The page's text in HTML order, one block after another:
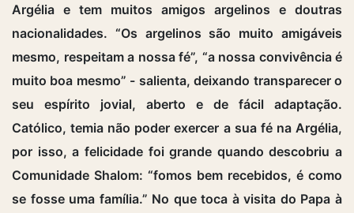
Argélia e tem muitos amigos argelinos e doutras
nacionalidades. “Os argelinos são muito amigáveis
mesmo, respeitam a nossa fé”, “a nossa convivência é
muito boa mesmo” - salienta, deixando transparecer o
seu espírito jovial, aberto e de fácil adaptação.
Católico, temia não poder exercer a sua fé na Argélia,
por isso, a felicidade foi grande quando descobriu a
Comunidade Shalom: “fomos bem recebidos, é como
se fosse uma família.” No que toca à visita do Papa à